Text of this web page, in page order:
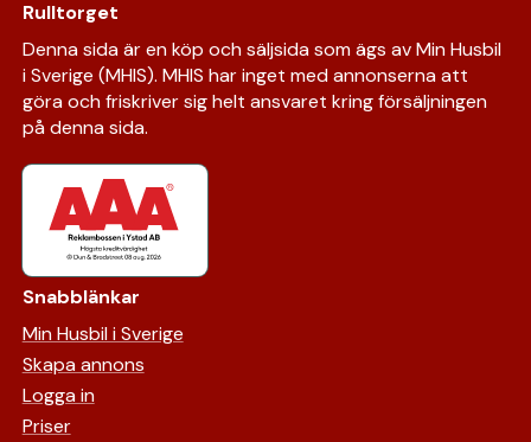
Rulltorget
Denna sida är en köp och säljsida som ägs av Min Husbil
i Sverige (MHIS). MHIS har inget med annonserna att
göra och friskriver sig helt ansvaret kring försäljningen
på denna sida.
Snabblänkar
Min Husbil i Sverige
Skapa annons
Logga in
Priser